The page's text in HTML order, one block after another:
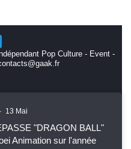
Pop Culture - Event -
· 13 Mai
"DRAGON BALL"
Animation sur l'année